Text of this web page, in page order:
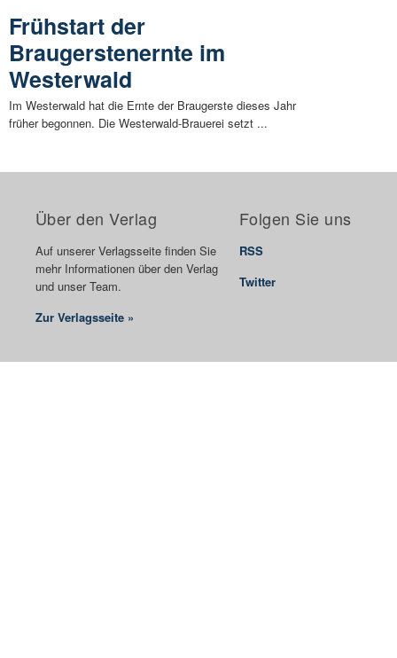
Frühstart der
Braugerstenernte im
Westerwald
Im Westerwald hat die Ernte der Braugerste dieses Jahr
früher begonnen. Die Westerwald-Brauerei setzt ...
Über den Verlag
Auf unserer Verlagsseite finden Sie
mehr Informationen über den Verlag
und unser Team.
Zur Verlagsseite »
Folgen Sie uns
RSS
Twitter